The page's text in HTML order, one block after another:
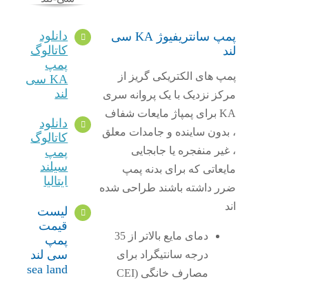
پمپ سانتریفیوژ KA سی
پمپ های الکتریکی گریز از
مرکز نزدیک با یک پروانه سری
KA برای پمپاژ مایعات شفاف
، بدون ساینده و جامدات معلق
، غیر منفجره یا جابجایی
مایعاتی که برای بدنه پمپ
ضرر داشته باشند طراحی شده
دمای مایع بالاتر از 35
درجه سانتیگراد برای
مصارف خانگی (CEI
دانلود
کاتالوگ
KA سی
لند
دانلود
کاتالوگ
لیست
قیمت
سی لند
sea land